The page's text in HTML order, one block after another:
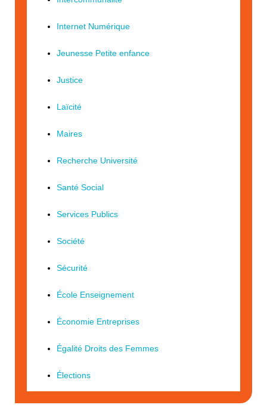
Internet Numérique
Jeunesse Petite enfance
Justice
Laïcité
Maires
Recherche Université
Santé Social
Services Publics
Société
Sécurité
École Enseignement
Économie Entreprises
Égalité Droits des Femmes
Élections